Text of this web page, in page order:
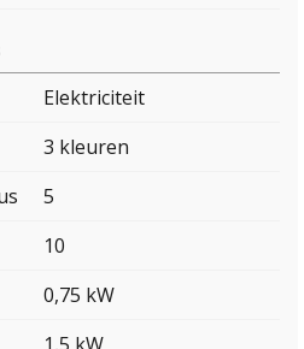
Elektriciteit
3 kleuren
5
10
0,75 kW